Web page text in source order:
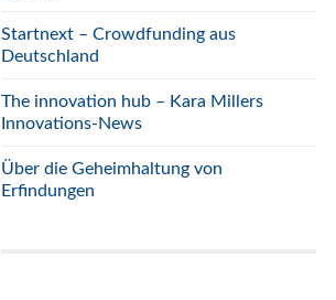
Startnext – Crowdfunding aus
Deutschland
The innovation hub – Kara Millers
Innovations-News
Über die Geheimhaltung von
Erfindungen